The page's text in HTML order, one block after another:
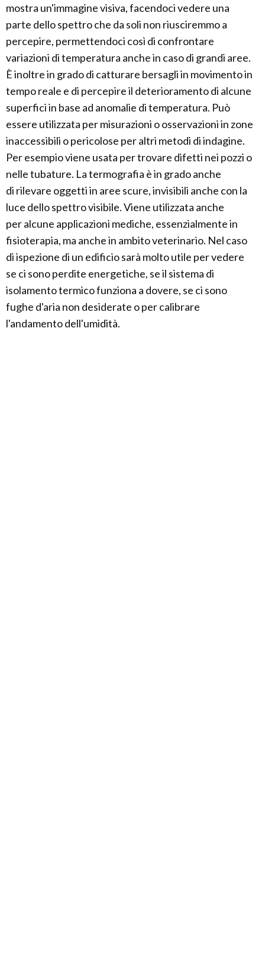
mostra un'immagine visiva, facendoci vedere una
parte dello spettro che da soli non riusciremmo a
percepire, permettendoci così di confrontare
variazioni di temperatura anche in caso di grandi aree.
È inoltre in grado di catturare bersagli in movimento in
tempo reale e di percepire il deterioramento di alcune
superfici in base ad anomalie di temperatura. Può
essere utilizzata per misurazioni o osservazioni in zone
inaccessibili o pericolose per altri metodi di indagine.
Per esempio viene usata per trovare difetti nei pozzi o
nelle tubature. La termografia è in grado anche
di rilevare oggetti in aree scure, invisibili anche con la
luce dello spettro visibile. Viene utilizzata anche
per alcune applicazioni mediche, essenzialmente in
fisioterapia, ma anche in ambito veterinario. Nel caso
di ispezione di un edificio sarà molto utile per vedere
se ci sono perdite energetiche, se il sistema di
isolamento termico funziona a dovere, se ci sono
fughe d'aria non desiderate o per calibrare
l'andamento dell'umidità.